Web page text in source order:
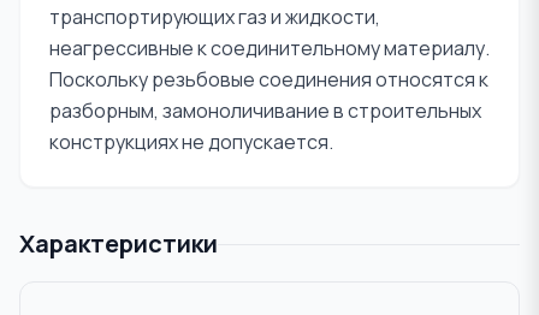
транспортирующих газ и жидкости,
неагрессивные к соединительному материалу.
Поскольку резьбовые соединения относятся к
разборным, замоноличивание в строительных
конструкциях не допускается.
Характеристики